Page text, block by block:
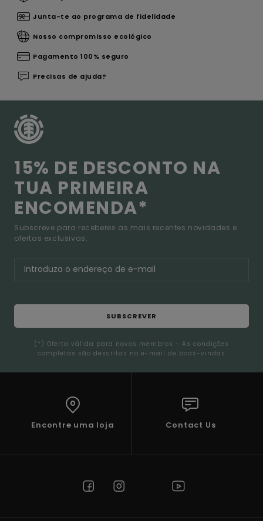
Junta-te ao programa de fidelidade
Nosso compromisso ecológico
Pagamento 100% seguro
Precisas de ajuda?
15% DE DESCONTO NA
TUA PRIMEIRA
ENCOMENDA*
Subscreve para receberes as mais recentes novidades e
ofertas exclusivas.
SUBSCREVER
(*) Oferta válida para novos membros - As condições
completas são descritas no e-mail de boas-vindas
Encontre uma loja Contact Us